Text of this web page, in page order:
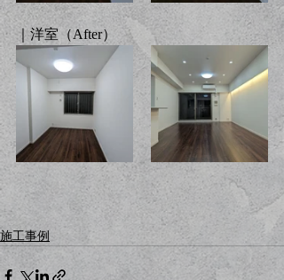
｜洋室（After）
施工事例